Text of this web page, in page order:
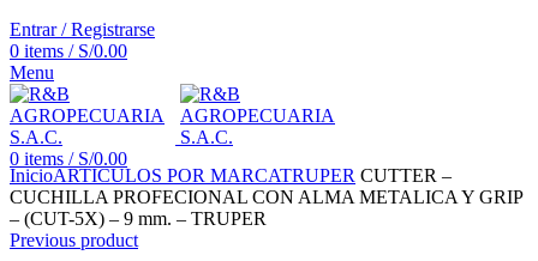
Entrar / Registrarse
0 items / S/0.00
Menu
0 items / S/0.00
Click to enlarge
InicioARTICULOS POR MARCATRUPER CUTTER –
CUCHILLA PROFECIONAL CON ALMA METALICA Y GRIP
– (CUT-5X) – 9 mm. – TRUPER
Previous product